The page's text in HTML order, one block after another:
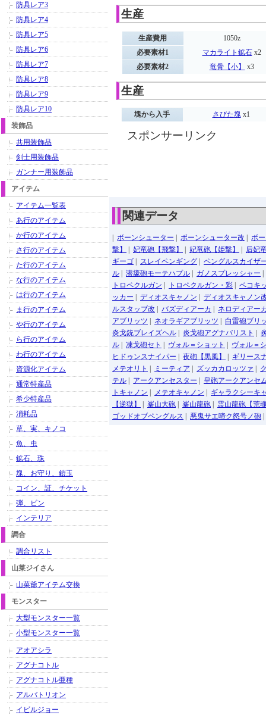
生産
生産費用
1050z
必要素材1
マカライト鉱石x2
必要素材2
竜骨【小】 x3
生産
塊から入手 さびた塊x1
スポンサーリンク
関連データ
ボーンシューター ボーンシューター改
ボ
撃】
妃竜砲【飛撃】 妃竜砲【姫撃】
后妃
ギーゴ
スレイペンギング
ペングルスカイザ
ル
潜壕砲モーテハプル ガノスプレッシャー
トロペクルガン
トロペクルガン・彩
ペコキ
ッカー
ディオスキャノン
ディオスキャノン
ルスタッブ改
バズディアーカ
ネロディアー
アブリッツ
ネオラギアブリッツ
白雷砲ブリ
炎戈銃ブレイズヘル
炎戈砲アグナバリスト
ル
凍戈砲セト ヴォル＝ショット
ヴォル＝
ヒドゥンスナイパー
夜砲【黒風】
ギリース
メテオリト
ミーティア ズッカカロッツァ
テル
アークアンセスター
皇砲アークアンセ
トキャノン
メテオキャノン
ギャラクシーキ
【逆獄】
峯山大砲 峯山龍砲
霊山龍砲【荒
ゴッドオブペングルス
悪鬼サエ啼ク怒号ノ砲
防具レア3
防具レア4
防具レア5
防具レア6
防具レア7
防具レア8
防具レア9
防具レア10
装飾品
共用装飾品
剣士用装飾品
ガンナー用装飾品
アイテム
アイテム一覧表
あ行のアイテム
か行のアイテム
さ行のアイテム
た行のアイテム
な行のアイテム
は行のアイテム
ま行のアイテム
や行のアイテム
ら行のアイテム
わ行のアイテム
資源化アイテム
通常特産品
希少特産品
消耗品
草、実、キノコ
魚、虫
鉱石、珠
塊、お守り、鎧玉
コイン、証、チケット
弾、ビン
インテリア
調合
調合リスト
山菜ジイさん
山菜爺アイテム交換
モンスター
大型モンスター一覧
小型モンスター一覧
アオアシラ
アグナコトル
アグナコトル亜種
アルバトリオン
イビルジョー